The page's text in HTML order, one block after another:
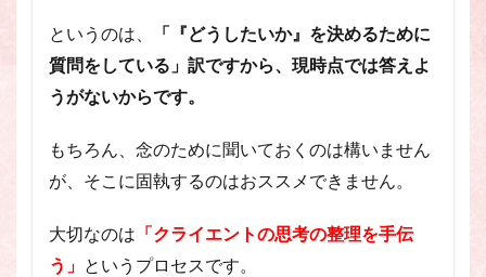
というのは、
「『どうしたいか』を決めるために
質問をしている」訳ですから、現時点では答えよ
うがないからです。
もちろん、念のために聞いておくのは構いません
が、そこに固執するのはおススメできません。
大切なのは 「クライエントの思考の整理を手伝
う」 というプロセスです。